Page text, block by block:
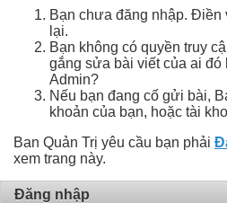
Bạn chưa đăng nhập.
lại.
Bạn không có quyền truy
gắng sửa bài viết của ai đó
Admin?
Nếu bạn đang cố gửi bài,
khoản của bạn, hoặc tài
Ban Quản Trị yêu cầu bạn phải
xem trang này.
Đăng nhập